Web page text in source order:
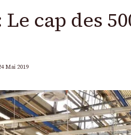
Le cap des
Mai 2019